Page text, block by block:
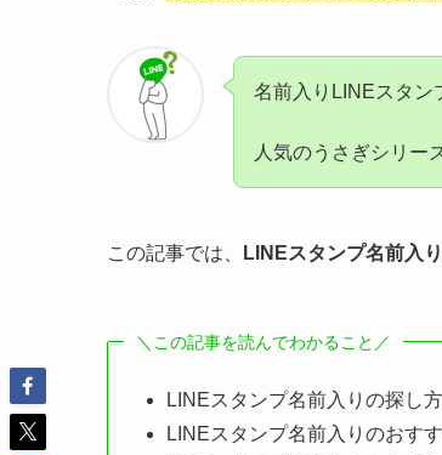
名前入りLINEスタン
人気のうさぎシリー
この記事では、 LINEスタンプ名前入
＼この記事を読んでわかること／
LINEスタンプ名前入りの探し方
LINEスタンプ名前入りのおす